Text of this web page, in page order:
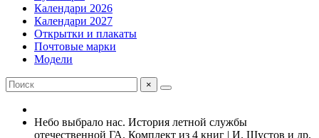
Календари 2026
Календари 2027
Открытки и плакаты
Почтовые марки
Модели
×
Небо выбрало нас. История летной службы
отечественной ГА. Комплект из 4 книг | И. Шустов и др.